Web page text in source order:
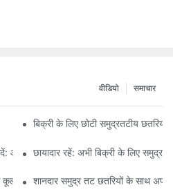
समाचार
वीडियो
मार्गदर्शिका
बिक्री के लिए छोटी समुद्रतटीय
आपकी सनशेड आवश्यकताओं के लिए शीर्ष स्टोर
छायादार रहें: अभी बिक्री के लिए
कूल और स्टाइलिश रहें: धूप से सुरक्षा और स्टाइल
शानदार समुद्र तट छतरियों के साथ